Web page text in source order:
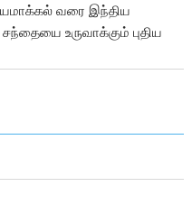
வரை இந்திய
உருவாக்கும் புதிய